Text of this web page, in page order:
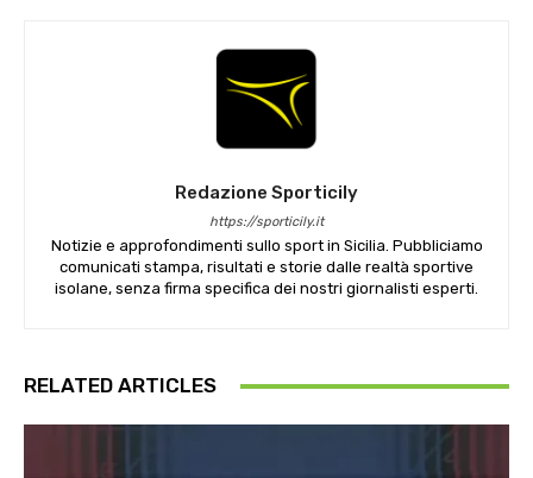
Redazione Sporticily
https://sporticily.it
Notizie e approfondimenti sullo sport in Sicilia. Pubbliciamo
comunicati stampa, risultati e storie dalle realtà sportive
isolane, senza firma specifica dei nostri giornalisti esperti.
RELATED ARTICLES